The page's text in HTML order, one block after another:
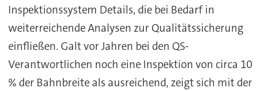
Inspektionssystem Details, die bei Bedarf in
weiterreichende Analysen zur Qualitätssicherung
einfließen. Galt vor Jahren bei den QS-
Verantwortlichen noch eine Inspektion von circa 10
% der Bahnbreite als ausreichend, zeigt sich mit der